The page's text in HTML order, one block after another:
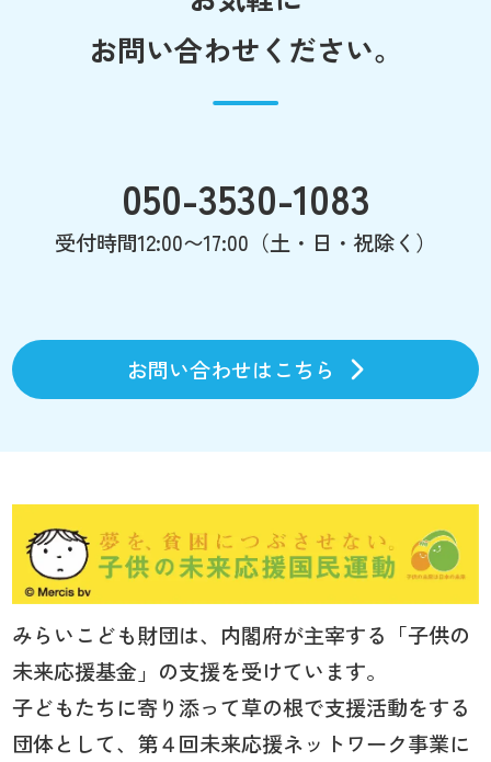
お問い合わせください。
050-3530-1083
受付時間12:00〜17:00（土・日・祝除く）
お問い合わせはこちら
みらいこども財団は、内閣府が主宰する「子供の
未来応援基金」の支援を受けています。
子どもたちに寄り添って草の根で支援活動をする
団体として、第４回未来応援ネットワーク事業に